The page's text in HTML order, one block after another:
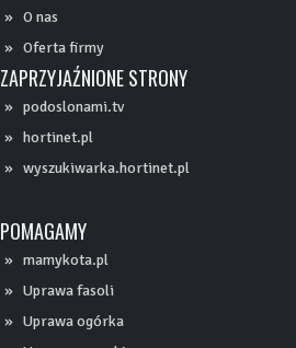
O nas
Oferta firmy
ZAPRZYJAŹNIONE STRONY
podoslonami.tv
hortinet.pl
wyszukiwarka.hortinet.pl
POMAGAMY
mamykota.pl
Uprawa fasoli
Uprawa ogórka